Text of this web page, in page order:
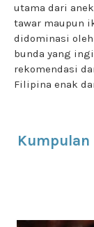
utama dari
tawar maupun
didominasi
bunda yang
rekomendasi
Filipina enak
Kumpulan